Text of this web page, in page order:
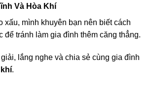
Và Hòa Khí
xấu, mình khuyên bạn nên biết cách
để tránh làm gia đình thêm căng thẳng.
lắng nghe và chia sẻ cùng gia đình
khí.